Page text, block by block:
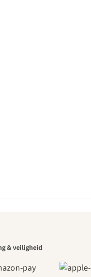
& veiligheid